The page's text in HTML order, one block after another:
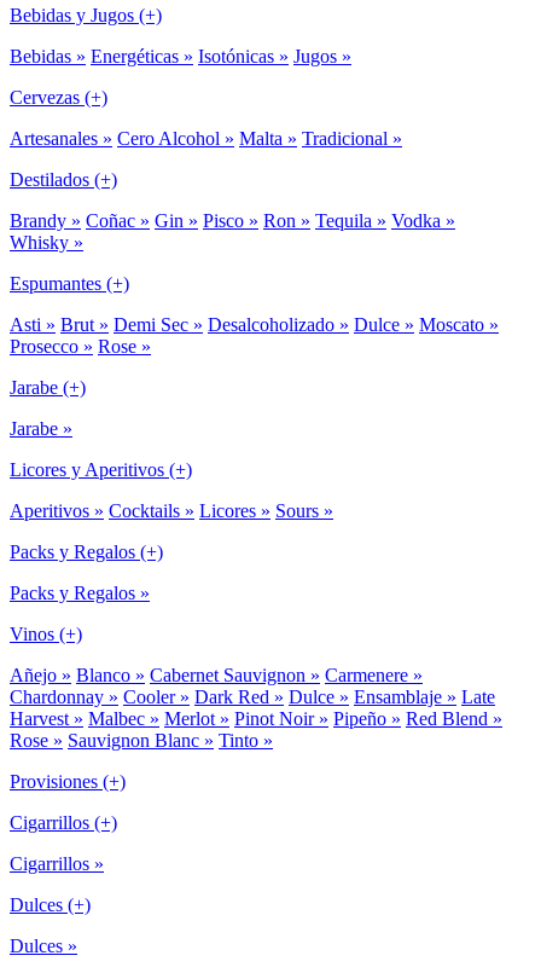
Bebidas y Jugos (+)
Bebidas » Energéticas » Isotónicas » Jugos »
Cervezas (+)
Artesanales » Cero Alcohol » Malta » Tradicional »
Destilados (+)
Brandy » Coñac » Gin » Pisco » Ron » Tequila » Vodka »
Whisky »
Espumantes (+)
Asti » Brut » Demi Sec » Desalcoholizado » Dulce » Moscato »
Prosecco » Rose »
Jarabe (+)
Jarabe »
Licores y Aperitivos (+)
Aperitivos » Cocktails » Licores » Sours »
Packs y Regalos (+)
Packs y Regalos »
Vinos (+)
Añejo » Blanco » Cabernet Sauvignon » Carmenere »
Chardonnay » Cooler » Dark Red » Dulce » Ensamblaje » Late
Harvest » Malbec » Merlot » Pinot Noir » Pipeño » Red Blend »
Rose » Sauvignon Blanc » Tinto »
Provisiones (+)
Cigarrillos (+)
Cigarrillos »
Dulces (+)
Dulces »